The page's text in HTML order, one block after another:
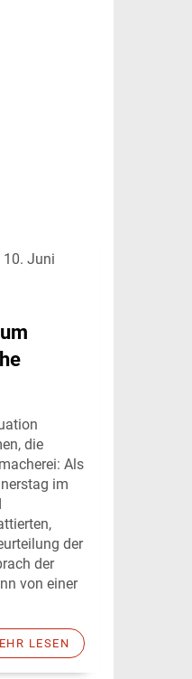
10. Juni
die
Als
im
der
der
von einer
LESEN